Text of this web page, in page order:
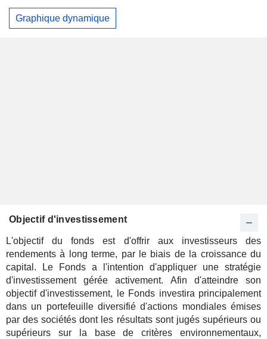
Graphique dynamique
Objectif d'investissement
L'objectif du fonds est d'offrir aux investisseurs des
rendements à long terme, par le biais de la croissance du
capital. Le Fonds a l'intention d'appliquer une stratégie
d'investissement gérée activement. Afin d'atteindre son
objectif d'investissement, le Fonds investira principalement
dans un portefeuille diversifié d'actions mondiales émises
par des sociétés dont les résultats sont jugés supérieurs ou
supérieurs sur la base de critères environnementaux,